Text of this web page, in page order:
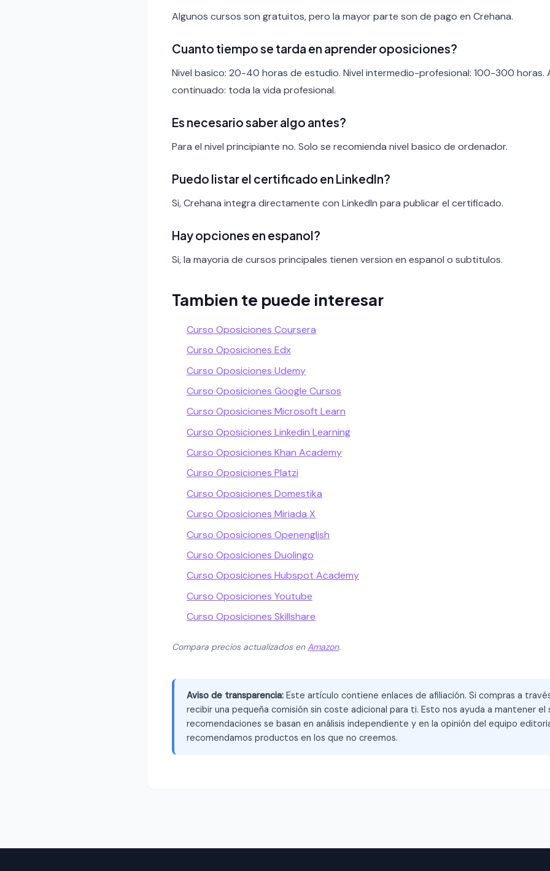
Algunos cursos son gratuitos, pero la mayor parte son de pago en Crehana.
Cuanto tiempo se tarda en aprender oposiciones?
Nivel basico: 20-40 horas de estudio. Nivel intermedio-profesional: 100-300 horas.
continuado: toda la vida profesional.
Es necesario saber algo antes?
Para el nivel principiante no. Solo se recomienda nivel basico de ordenador.
Puedo listar el certificado en LinkedIn?
Si, Crehana integra directamente con LinkedIn para publicar el certificado.
Hay opciones en espanol?
Si, la mayoria de cursos principales tienen version en espanol o subtitulos.
Tambien te puede interesar
Curso Oposiciones Coursera
Curso Oposiciones Edx
Curso Oposiciones Udemy
Curso Oposiciones Google Cursos
Curso Oposiciones Microsoft Learn
Curso Oposiciones Linkedin Learning
Curso Oposiciones Khan Academy
Curso Oposiciones Platzi
Curso Oposiciones Domestika
Curso Oposiciones Miriada X
Curso Oposiciones Openenglish
Curso Oposiciones Duolingo
Curso Oposiciones Hubspot Academy
Curso Oposiciones Youtube
Curso Oposiciones Skillshare
Compara precios actualizados enAmazon.
Aviso de transparencia: Este artículo contiene enlaces de afiliación. Si compras a
recibir una pequeña comisión sin coste adicional para ti. Esto nos ayuda a mantener el
recomendaciones se basan en análisis independiente y en la opinión del equipo
recomendamos productos en los que no creemos.